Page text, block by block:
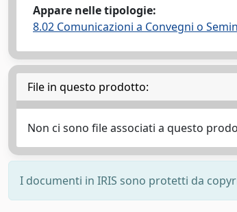
Appare nelle tipologie:
8.02 Comunicazioni a Convegni o
File in questo prodotto:
Non ci sono file associati a questo
I documenti in IRIS sono protetti da